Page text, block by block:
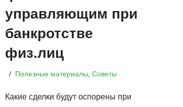
управляющим при
банкротстве
физ.лиц
Полезные материалы Советы
Какие сделки будут оспорены при